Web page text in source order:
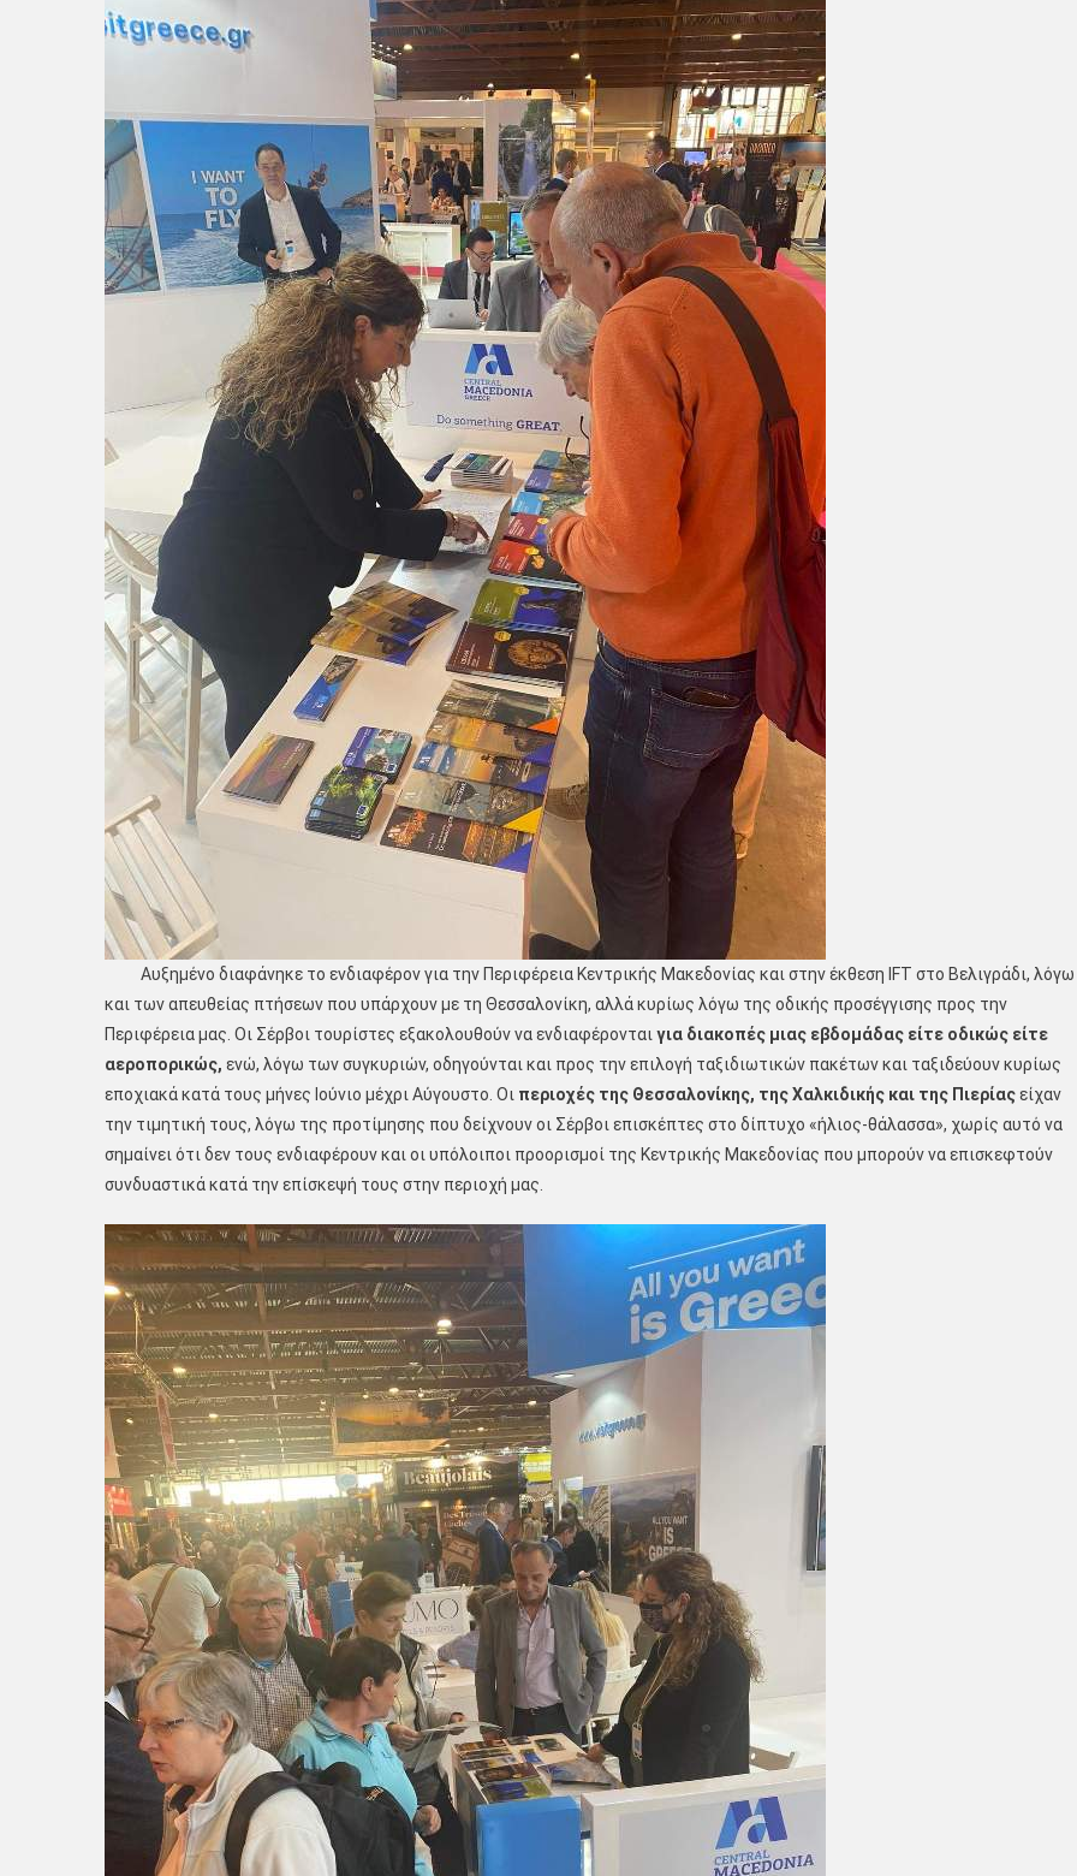
Αυξημένο διαφάνηκε το ενδιαφέρον για την Περιφέρεια Κεντρικής Μακεδονίας και στην έκθεση IFT στο Βελιγράδι, λόγω
και των απευθείας πτήσεων που υπάρχουν με τη Θεσσαλονίκη, αλλά κυρίως λόγω της οδικής προσέγγισης προς την
Περιφέρεια μας. Οι Σέρβοι τουρίστες εξακολουθούν να ενδιαφέρονται για διακοπές μιας εβδομάδας είτε οδικώς είτε
αεροπορικώς, ενώ, λόγω των συγκυριών, οδηγούνται και προς την επιλογή ταξιδιωτικών πακέτων και ταξιδεύουν κυρίως
εποχιακά κατά τους μήνες Ιούνιο μέχρι Αύγουστο. Οι περιοχές της Θεσσαλονίκης, της Χαλκιδικής και της Πιερίαςείχαν
την τιμητική τους, λόγω της προτίμησης που δείχνουν οι Σέρβοι επισκέπτες στο δίπτυχο «ήλιος-θάλασσα», χωρίς αυτό να
σημαίνει ότι δεν τους ενδιαφέρουν και οι υπόλοιποι προορισμοί της Κεντρικής Μακεδονίας που μπορούν να επισκεφτούν
συνδυαστικά κατά την επίσκεψή τους στην περιοχή μας.